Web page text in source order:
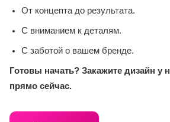
От концепта до результата.
С вниманием к деталям.
С заботой о вашем бренде.
Готовы начать? Закажите дизайн
прямо сейчас.